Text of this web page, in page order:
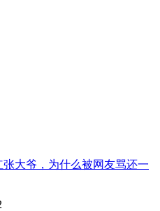
大爷，为什么被网友骂还一